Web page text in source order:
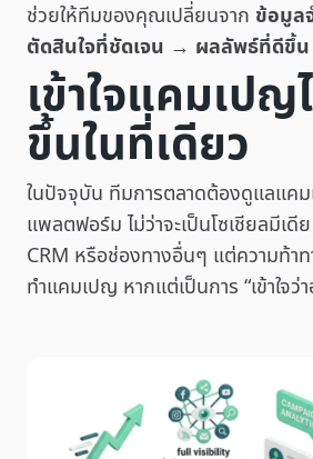
เข้าใจแคมเป
ขึ้นในที่เดียว
ในปัจจุบัน ทีมการตลาดต้องดูแลแค
แพลตฟอร์ม ไม่ว่าจะเป็นโซเชียลมีเ
CRM หรือช่องทางอื่นๆ แต่ความท้าท
ทำแคมเปญ หากแต่เป็นการ “เข้าใจว่า
ช่วยให้ทีมของคุณเปลี่ยนจาก ข้อมูล
ตัดสินใจที่ชัดเจน → ผลลัพธ์ที่ดีขึ้น